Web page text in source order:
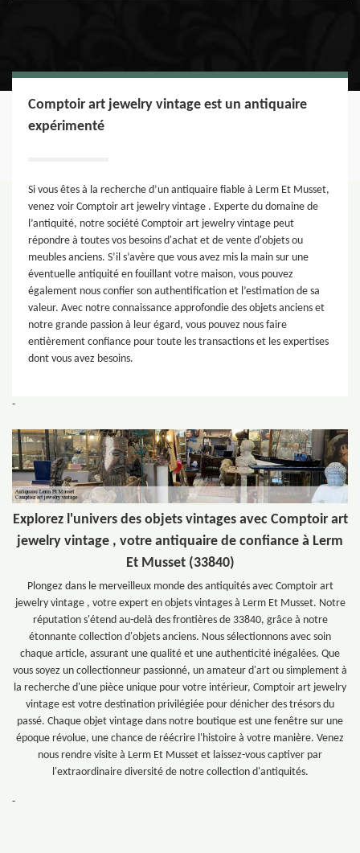
Comptoir art jewelry vintage est un antiquaire
expérimenté
Si vous êtes à la recherche d’un antiquaire fiable à Lerm Et Musset,
venez voir Comptoir art jewelry vintage . Experte du domaine de
l’antiquité, notre société Comptoir art jewelry vintage peut
répondre à toutes vos besoins d'achat et de vente d'objets ou
meubles anciens. S’il s’avère que vous avez mis la main sur une
éventuelle antiquité en fouillant votre maison, vous pouvez
également nous confier son authentification et l’estimation de sa
valeur. Avec notre connaissance approfondie des objets anciens et
notre grande passion à leur égard, vous pouvez nous faire
entièrement confiance pour toute les transactions et les expertises
dont vous avez besoins.
-
Explorez l'univers des objets vintages avec Comptoir art
jewelry vintage , votre antiquaire de confiance à Lerm
Et Musset (33840)
Plongez dans le merveilleux monde des antiquités avec Comptoir art
jewelry vintage , votre expert en objets vintages à Lerm Et Musset. Notre
réputation s'étend au-delà des frontières de 33840, grâce à notre
étonnante collection d'objets anciens. Nous sélectionnons avec soin
chaque article, assurant une qualité et une authenticité inégalées. Que
vous soyez un collectionneur passionné, un amateur d'art ou simplement à
la recherche d'une pièce unique pour votre intérieur, Comptoir art jewelry
vintage est votre destination privilégiée pour dénicher des trésors du
passé. Chaque objet vintage dans notre boutique est une fenêtre sur une
époque révolue, une chance de réécrire l'histoire à votre manière. Venez
nous rendre visite à Lerm Et Musset et laissez-vous captiver par
l'extraordinaire diversité de notre collection d'antiquités.
-